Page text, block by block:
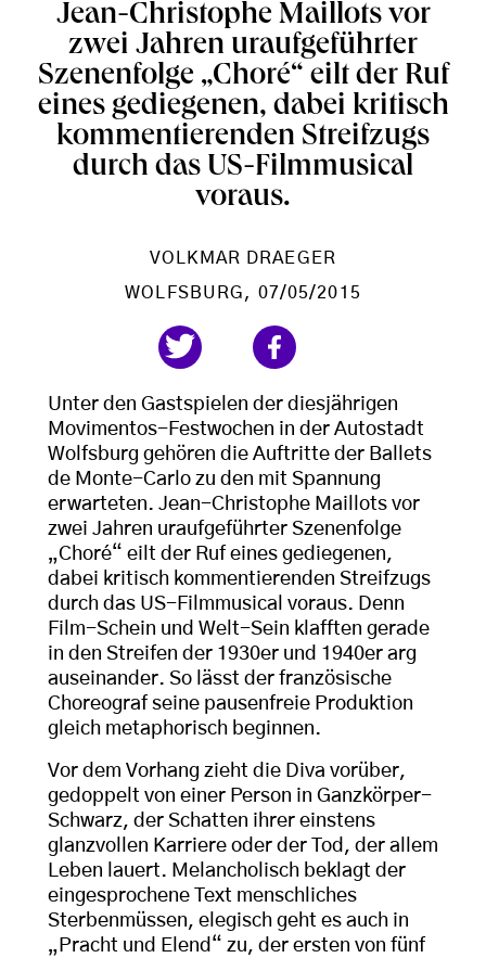
Jean-Christophe Maillots vor
zwei Jahren uraufgeführter
Szenenfolge „Choré“ eilt der Ruf
eines gediegenen, dabei kritisch
kommentierenden Streifzugs
durch das US-Filmmusical
voraus.
VOLKMAR DRAEGER
WOLFSBURG, 07/05/2015
Unter den Gastspielen der diesjährigen
Movimentos-Festwochen in der Autostadt
Wolfsburg gehören die Auftritte der Ballets
de Monte-Carlo zu den mit Spannung
erwarteten. Jean-Christophe Maillots vor
zwei Jahren uraufgeführter Szenenfolge
„Choré“ eilt der Ruf eines gediegenen,
dabei kritisch kommentierenden Streifzugs
durch das US-Filmmusical voraus. Denn
Film-Schein und Welt-Sein klafften gerade
in den Streifen der 1930er und 1940er arg
auseinander. So lässt der französische
Choreograf seine pausenfreie Produktion
gleich metaphorisch beginnen.
Vor dem Vorhang zieht die Diva vorüber,
gedoppelt von einer Person in Ganzkörper-
Schwarz, der Schatten ihrer einstens
glanzvollen Karriere oder der Tod, der allem
Leben lauert. Melancholisch beklagt der
eingesprochene Text menschliches
Sterbenmüssen, elegisch geht es auch in
„Pracht und Elend“ zu, der ersten von fünf